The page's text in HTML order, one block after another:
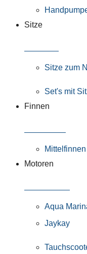
Sitze
Sitze zum
Set's mit
Finnen
Mittelfinnen
Motoren
Aqua
Jaykay